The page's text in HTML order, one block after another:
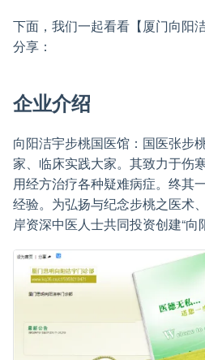
下面，我们一起看看【厦门向阳
分享：
企业介绍
向阳洁宇步桃国医馆：国医张步
家、临床实践大家。其致力于伤
用经方治疗各种疑难病症。终其
经验。为弘扬与纪念步桃之医术
岸资深中医人士共同投资创建“向